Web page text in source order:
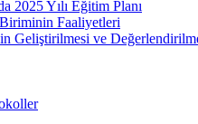
2025 Yılı Eğitim Planı
Faaliyetleri
Geliştirilmesi ve